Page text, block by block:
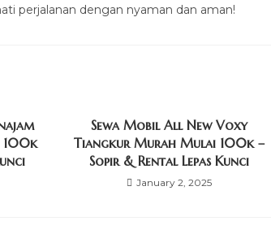
perjalanan dengan nyaman dan aman!
100k
Sewa Mobil All New Voxy
Tiangkur Murah Mulai 100k –
Sopir & Rental Lepas Kunci
January 2, 2025